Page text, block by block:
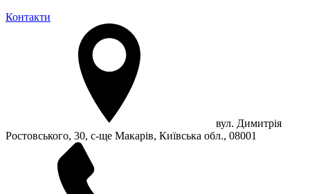
Контакти
вул. Димитрія
Ростовського, 30, с-ще Макарів, Київська обл., 08001